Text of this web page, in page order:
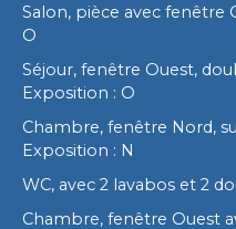
Salon, pièce avec fenêtre
O
Séjour, fenêtre Ouest,
Exposition : O
Chambre, fenêtre Nord,
Exposition : N
WC, avec 2 lavabos et 2
Chambre, fenêtre Ouest